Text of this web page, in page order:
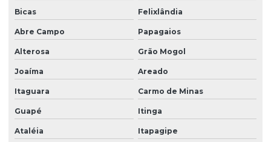
Bicas Felixlândia
Abre Campo Papagaios
Alterosa Grão Mogol
Joaíma Areado
Itaguara Carmo de Minas
Guapé Itinga
Ataléia Itapagipe